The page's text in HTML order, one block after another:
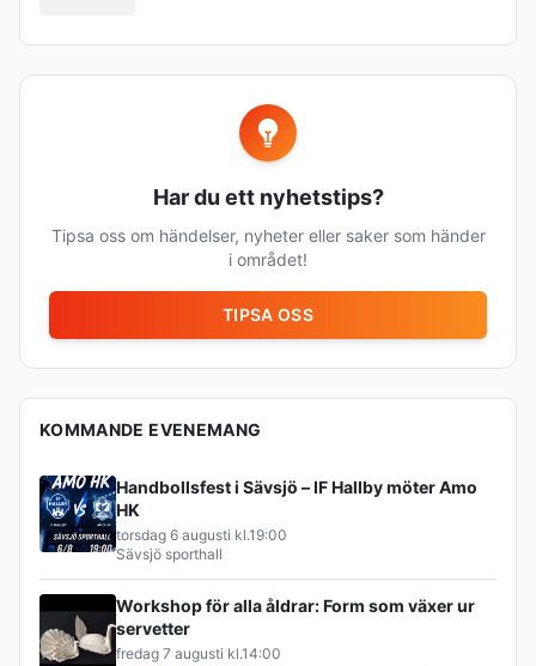
Har du ett nyhetstips?
Tipsa oss om händelser, nyheter eller saker som händer
i området!
TIPSA OSS
KOMMANDE EVENEMANG
Handbollsfest i Sävsjö – IF Hallby möter Amo
HK
torsdag 6 augusti kl.19:00
Sävsjö sporthall
Workshop för alla åldrar: Form som växer ur
servetter
fredag 7 augusti kl.14:00